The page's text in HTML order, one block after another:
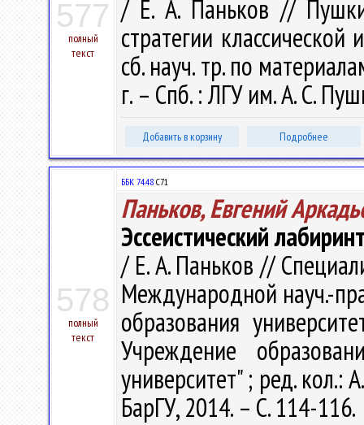
577
полный
текст
/ Е. А. Паньков //
стратегии
сб. науч. тр. по
г. – Спб. : ЛГУ им. А. С.
Добавить в корзину Подробнее
578
полный
текст
ББК 74.48 С71
Паньков, Евгений
Эссеистический
/ Е. А. Паньков //
Международной науч.-
образования
Учреждение
университет" ; ред.
БарГУ, 2014. – С. 114-116.